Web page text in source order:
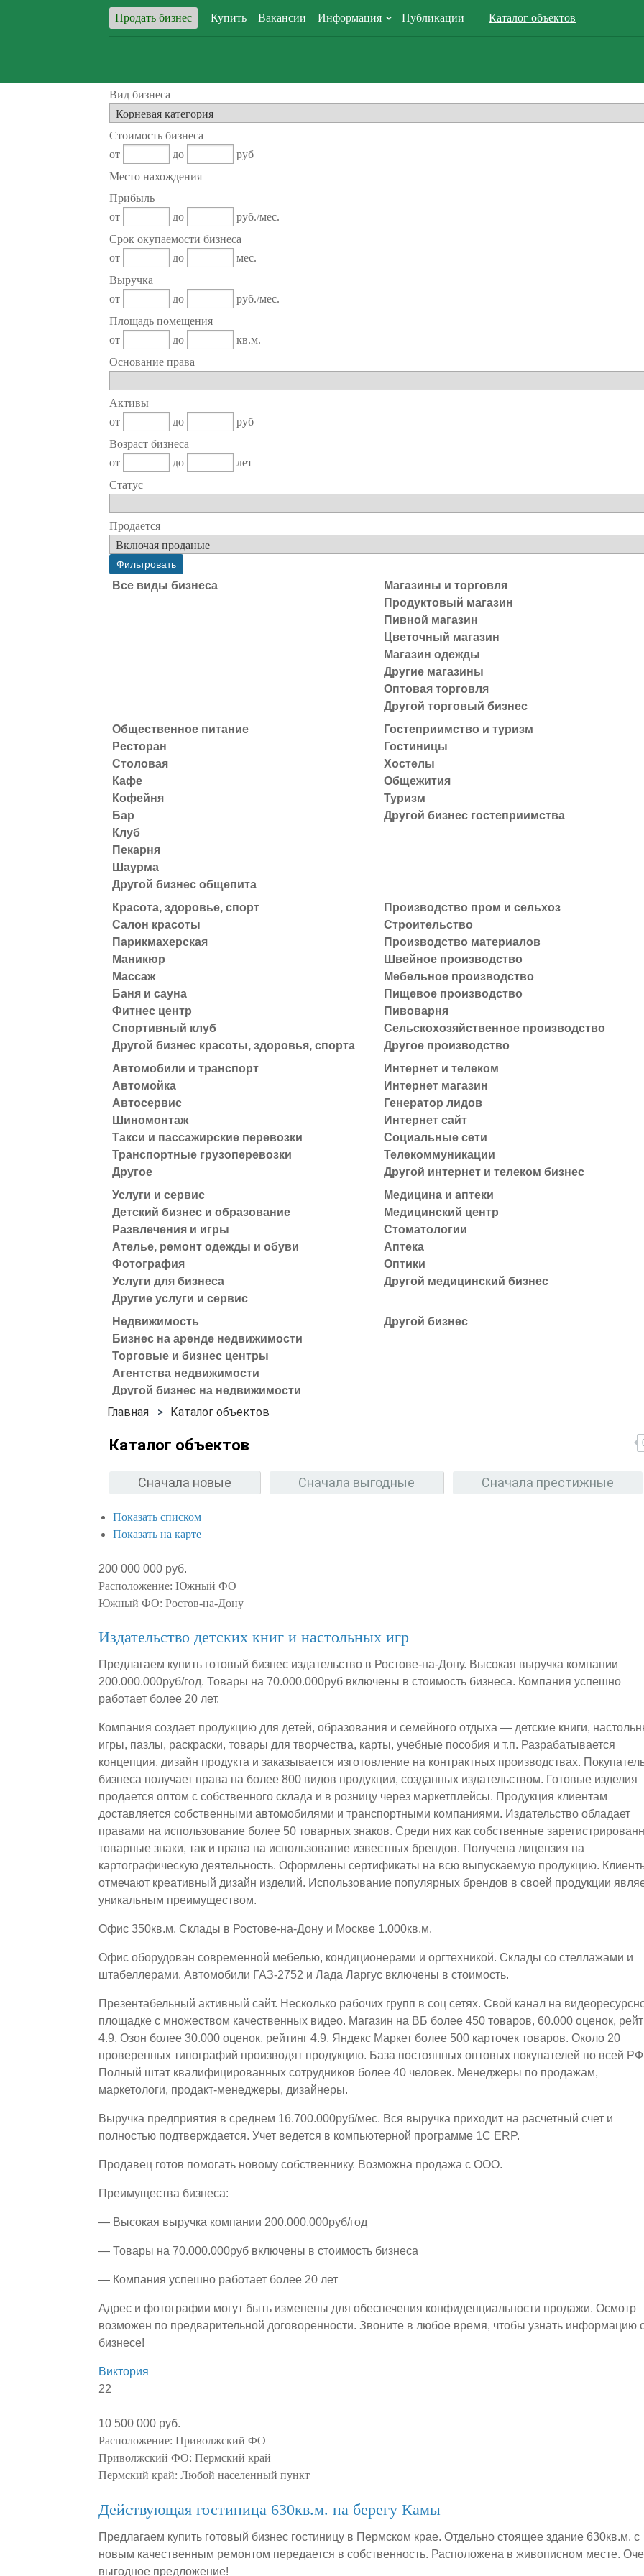
Продать бизнес Купить Вакансии Информация Публикации Каталог объектов
Вид бизнеса
Стоимость бизнеса
от
до
руб
Место нахождения
Прибыль
от
до
руб./мес.
Срок окупаемости бизнеса
от
до
мес.
Выручка
от
до
руб./мес.
Площадь помещения
от
до
кв.м.
Основание права
Активы
от
до
руб
Возраст бизнеса
от
до
лет
Статус
Продается
Все виды бизнеса
Магазины и торговля
Продуктовый магазин
Пивной магазин
Цветочный магазин
Магазин одежды
Другие магазины
Оптовая торговля
Другой торговый бизнес
Общественное питание
Ресторан
Столовая
Кафе
Кофейня
Бар
Клуб
Пекарня
Шаурма
Другой бизнес общепита
Гостеприимство и туризм
Гостиницы
Хостелы
Общежития
Туризм
Другой бизнес гостеприимства
Красота, здоровье, спорт
Салон красоты
Парикмахерская
Маникюр
Массаж
Баня и сауна
Фитнес центр
Спортивный клуб
Другой бизнес красоты, здоровья, спорта
Производство пром и сельхоз
Строительство
Производство материалов
Швейное производство
Мебельное производство
Пищевое производство
Пивоварня
Сельскохозяйственное производство
Другое производство
Автомобили и транспорт
Автомойка
Автосервис
Шиномонтаж
Такси и пассажирские перевозки
Транспортные грузоперевозки
Другое
Интернет и телеком
Интернет магазин
Генератор лидов
Интернет сайт
Социальные сети
Телекоммуникации
Другой интернет и телеком бизнес
Услуги и сервис
Детский бизнес и образование
Развлечения и игры
Ателье, ремонт одежды и обуви
Фотография
Услуги для бизнеса
Другие услуги и сервис
Медицина и аптеки
Медицинский центр
Стоматологии
Аптека
Оптики
Другой медицинский бизнес
Недвижимость
Бизнес на аренде недвижимости
Торговые и бизнес центры
Агентства недвижимости
Другой бизнес на недвижимости
Другой бизнес
Каталог объектов
Каталог объектов
Сначала новые Сначала выгодные Сначала престижные
Показать списком
Показать на карте
200 000 000 руб.
Расположение: Южный ФО
Южный ФО: Ростов-на-Дону
Издательство детских книг и настольных игр
Предлагаем купить готовый бизнес издательство в Ростове-на-Дону. Высокая выручка компании
200.000.000руб/год. Товары на 70.000.000руб включены в стоимость бизнеса. Компания успешно
работает более 20 лет.
Компания создает продукцию для детей, образования и семейного отдыха — детские книги,
игры, пазлы, раскраски, товары для творчества, карты, учебные пособия и т.п. Разрабатывается
концепция, дизайн продукта и заказывается изготовление на контрактных производствах.
бизнеса получает права на более 800 видов продукции, созданных издательством. Готовые изделия
продается оптом с собственного склада и в розницу через маркетплейсы. Продукция клиентам
доставляется собственными автомобилями и транспортными компаниями. Издательство обладает
правами на использование более 50 товарных знаков. Среди них как собственные
товарные знаки, так и права на использование известных брендов. Получена лицензия на
картографическую деятельность. Оформлены сертификаты на всю выпускаемую продукцию.
отмечают креативный дизайн изделий. Использование популярных брендов в своей продукции
уникальным преимуществом.
Офис 350кв.м. Склады в Ростове-на-Дону и Москве 1.000кв.м.
Офис оборудован современной мебелью, кондиционерами и оргтехникой. Склады со стеллажами и
штабеллерами. Автомобили ГАЗ-2752 и Лада Ларгус включены в стоимость.
Презентабельный активный сайт. Несколько рабочих групп в соц сетях. Свой канал на
площадке с множеством качественных видео. Магазин на ВБ более 450 товаров, 60.000 оценок,
4.9. Озон более 30.000 оценок, рейтинг 4.9. Яндекс Маркет более 500 карточек товаров. Около 20
проверенных типографий производят продукцию. База постоянных оптовых покупателей по всей
Полный штат квалифицированных сотрудников более 40 человек. Менеджеры по продажам,
маркетологи, продакт-менеджеры, дизайнеры.
Выручка предприятия в среднем 16.700.000руб/мес. Вся выручка приходит на расчетный счет и
полностью подтверждается. Учет ведется в компьютерной программе 1С ЕRP.
Продавец готов помогать новому собственнику. Возможна продажа с ООО.
Преимущества бизнеса:
— Высокая выручка компании 200.000.000руб/год
— Товары на 70.000.000руб включены в стоимость бизнеса
— Компания успешно работает более 20 лет
Адрес и фотографии могут быть изменены для обеспечения конфиденциальности продажи. Осмотр
возможен по предварительной договоренности. Звоните в любое время, чтобы узнать информацию
бизнесе!
Виктория
22
10 500 000 руб.
Расположение: Приволжский ФО
Приволжский ФО: Пермский край
Пермский край: Любой населенный пункт
Действующая гостиница 630кв.м. на берегу Камы
Предлагаем купить готовый бизнес гостиницу в Пермском крае. Отдельно стоящее здание 630кв.м. с
новым качественным ремонтом передается в собственность. Расположена в живописном месте.
выгодное предложение!